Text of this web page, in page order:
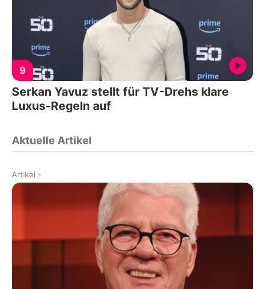
9
Serkan Yavuz stellt für TV-Drehs klare
Luxus-Regeln auf
Aktuelle Artikel
Artikel -